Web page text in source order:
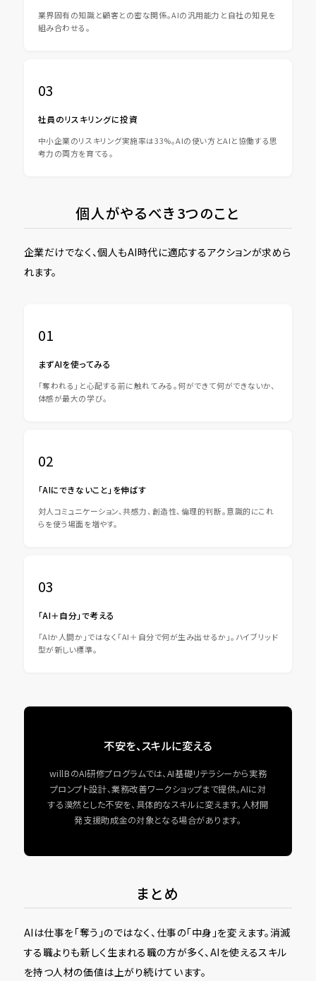
業界固有の知識と顧客との密な関係。AIの汎用能力と自社の知見を
組み合わせる。
03
社員のリスキリングに投資
中小企業のリスキリング実施率は33%。AIの使い方とAIと協働する思
考力の両方を育てる。
個人がやるべき3つのこと
企業だけでなく、個人もAI時代に適応するアクションが求めら
れます。
01
まずAIを使ってみる
「奪われる」と心配する前に触れてみる。何ができて何ができないか、
体感が最大の学び。
02
「AIにできないこと」を伸ばす
対人コミュニケーション、共感力、創造性、倫理的判断。意識的にこれ
らを使う場面を増やす。
03
「AI＋自分」で考える
「AIか人間か」ではなく「AI＋自分で何が生み出せるか」。ハイブリッド
型が新しい標準。
不安を、スキルに変える
willBのAI研修プログラムでは、AI基礎リテラシーから実務
プロンプト設計、業務改善ワークショップまで提供。AIに対
する漠然とした不安を、具体的なスキルに変えます。人材開
発支援助成金の対象となる場合があります。
まとめ
AIは仕事を「奪う」のではなく、仕事の「中身」を変えます。消滅
する職よりも新しく生まれる職の方が多く、AIを使えるスキル
を持つ人材の価値は上がり続けています。